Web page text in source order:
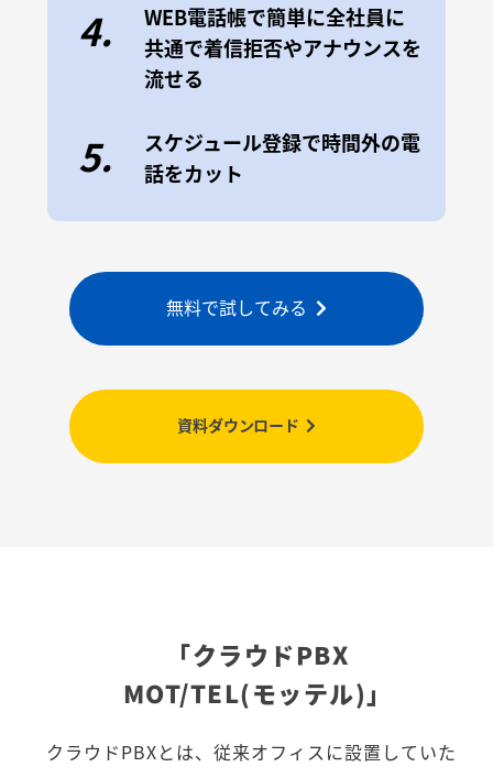
4.
WEB電話帳で簡単に全社員に
共通で着信拒否やアナウンスを
流せる
5.
スケジュール登録で時間外の電
話をカット
無料で試してみる
資料ダウンロード
「クラウドPBX
MOT/TEL(モッテル)」
クラウドPBXとは、従来オフィスに設置していた